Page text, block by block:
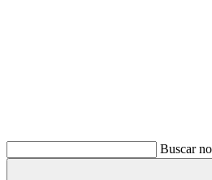
Buscar